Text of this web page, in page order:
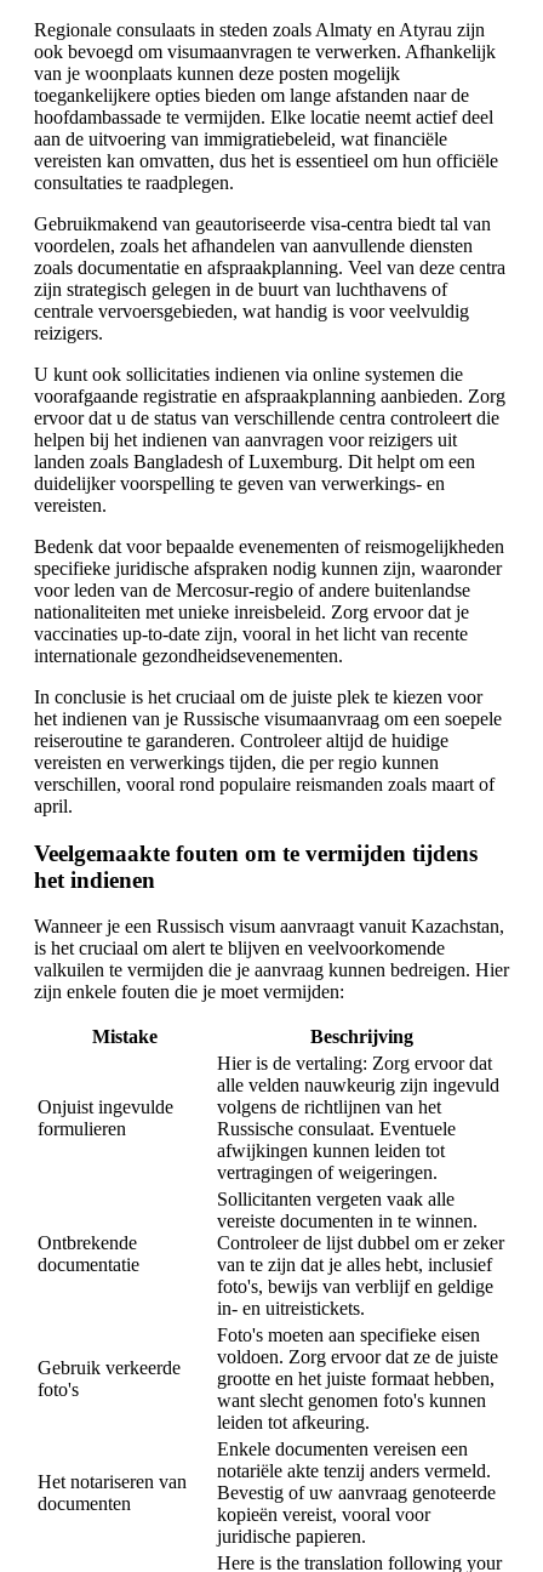
Regionale consulaats in steden zoals Almaty en Atyrau zijn
ook bevoegd om visumaanvragen te verwerken. Afhankelijk
van je woonplaats kunnen deze posten mogelijk
toegankelijkere opties bieden om lange afstanden naar de
hoofdambassade te vermijden. Elke locatie neemt actief deel
aan de uitvoering van immigratiebeleid, wat financiële
vereisten kan omvatten, dus het is essentieel om hun officiële
consultaties te raadplegen.
Gebruikmakend van geautoriseerde visa-centra biedt tal van
voordelen, zoals het afhandelen van aanvullende diensten
zoals documentatie en afspraakplanning. Veel van deze centra
zijn strategisch gelegen in de buurt van luchthavens of
centrale vervoersgebieden, wat handig is voor veelvuldig
reizigers.
U kunt ook sollicitaties indienen via online systemen die
voorafgaande registratie en afspraakplanning aanbieden. Zorg
ervoor dat u de status van verschillende centra controleert die
helpen bij het indienen van aanvragen voor reizigers uit
landen zoals Bangladesh of Luxemburg. Dit helpt om een
duidelijker voorspelling te geven van verwerkings- en
vereisten.
Bedenk dat voor bepaalde evenementen of reismogelijkheden
specifieke juridische afspraken nodig kunnen zijn, waaronder
voor leden van de Mercosur-regio of andere buitenlandse
nationaliteiten met unieke inreisbeleid. Zorg ervoor dat je
vaccinaties up-to-date zijn, vooral in het licht van recente
internationale gezondheidsevenementen.
In conclusie is het cruciaal om de juiste plek te kiezen voor
het indienen van je Russische visumaanvraag om een soepele
reiseroutine te garanderen. Controleer altijd de huidige
vereisten en verwerkings tijden, die per regio kunnen
verschillen, vooral rond populaire reismanden zoals maart of
april.
Veelgemaakte fouten om te vermijden tijdens
het indienen
Wanneer je een Russisch visum aanvraagt vanuit Kazachstan,
is het cruciaal om alert te blijven en veelvoorkomende
valkuilen te vermijden die je aanvraag kunnen bedreigen. Hier
zijn enkele fouten die je moet vermijden:
Mistake Beschrijving
Onjuist ingevulde
formulieren
Hier is de vertaling: Zorg ervoor dat
alle velden nauwkeurig zijn ingevuld
volgens de richtlijnen van het
Russische consulaat. Eventuele
afwijkingen kunnen leiden tot
vertragingen of weigeringen.
Ontbrekende
documentatie
Sollicitanten vergeten vaak alle
vereiste documenten in te winnen.
Controleer de lijst dubbel om er zeker
van te zijn dat je alles hebt, inclusief
foto's, bewijs van verblijf en geldige
in- en uitreistickets.
Gebruik verkeerde
foto's
Foto's moeten aan specifieke eisen
voldoen. Zorg ervoor dat ze de juiste
grootte en het juiste formaat hebben,
want slecht genomen foto's kunnen
leiden tot afkeuring.
Het notariseren van
documenten
Enkele documenten vereisen een
notariële akte tenzij anders vermeld.
Bevestig of uw aanvraag genoteerde
kopieën vereist, vooral voor
juridische papieren.
Here is the translation following your